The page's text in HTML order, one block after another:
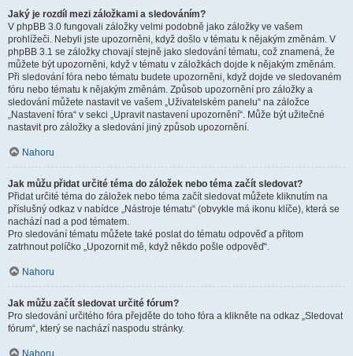
Jaký je rozdíl mezi záložkami a sledováním?
V phpBB 3.0 fungovali záložky velmi podobně jako záložky ve vašem
prohlížeči. Nebyli jste upozorněni, když došlo v tématu k nějakým změnám. V
phpBB 3.1 se záložky chovají stejně jako sledování tématu, což znamená, že
můžete být upozorněni, když v tématu v záložkách dojde k nějakým změnám.
Při sledování fóra nebo tématu budete upozorněni, když dojde ve sledovaném
fóru nebo tématu k nějakým změnám. Způsob upozornění pro záložky a
sledování můžete nastavit ve vašem „Uživatelském panelu“ na záložce
„Nastavení fóra“ v sekci „Upravit nastavení upozornění“. Může být užitečné
nastavit pro záložky a sledování jiný způsob upozornění.
Nahoru
Jak můžu přidat určité téma do záložek nebo téma začít sledovat?
Přidat určité téma do záložek nebo téma začít sledovat můžete kliknutím na
příslušný odkaz v nabídce „Nástroje tématu“ (obvykle má ikonu klíče), která se
nachází nad a pod tématem.
Pro sledování tématu můžete také poslat do tématu odpověď a přitom
zatrhnout políčko „Upozornit mě, když někdo pošle odpověď“.
Nahoru
Jak můžu začít sledovat určité fórum?
Pro sledování určitého fóra přejděte do toho fóra a klikněte na odkaz „Sledovat
fórum“, který se nachází naspodu stránky.
Nahoru